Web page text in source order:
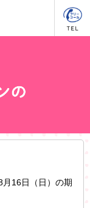
16日（日）の期